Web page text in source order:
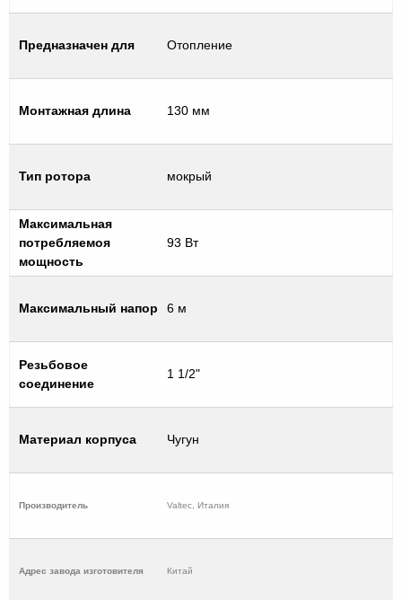
Предназначен для Отопление
Монтажная длина 130 мм
Тип ротора мокрый
Максимальная
потребляемоя
мощность
93 Вт
Максимальный напор 6 м
Резьбовое
соединение
1 1/2"
Материал корпуса Чугун
Производитель Valtec, Италия
Адрес завода изготовителя Китай